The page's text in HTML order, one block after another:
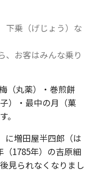
乗（げじょう）な
、お客はみんな乗り
（丸薬）・巻煎餅
）・最中の月（菓
。
に増田屋半四郎（は
1785年）の吉原細
見られなくなりまし